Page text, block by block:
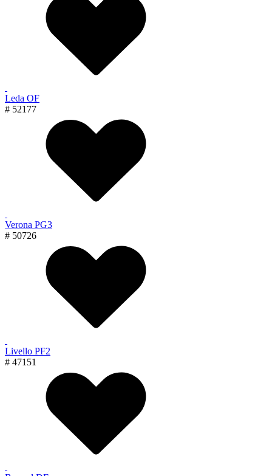
Leda OF
# 52177
Verona PG3
# 50726
Livello PF2
# 47151